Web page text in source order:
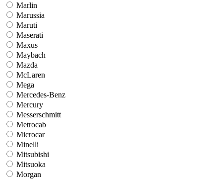
Marlin
Marussia
Maruti
Maserati
Maxus
Maybach
Mazda
McLaren
Mega
Mercedes-Benz
Mercury
Messerschmitt
Metrocab
Microcar
Minelli
Mitsubishi
Mitsuoka
Morgan